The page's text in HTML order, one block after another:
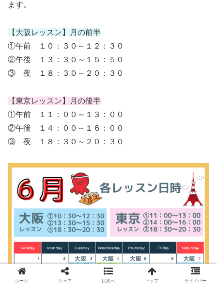
ます。
【大阪レッスン】月の前半
①午前 １０：３０～１２：３０
②午後 １３：３０～１５：５０
③ 夜 １８：３０～２０：３０
【東京レッスン】月の後半
①午前 １１：００～１３：００
②午後 １４：００～１６：００
③ 夜 １８：３０～２０：３０
ホーム シェア 目次へ トップ サイドバー